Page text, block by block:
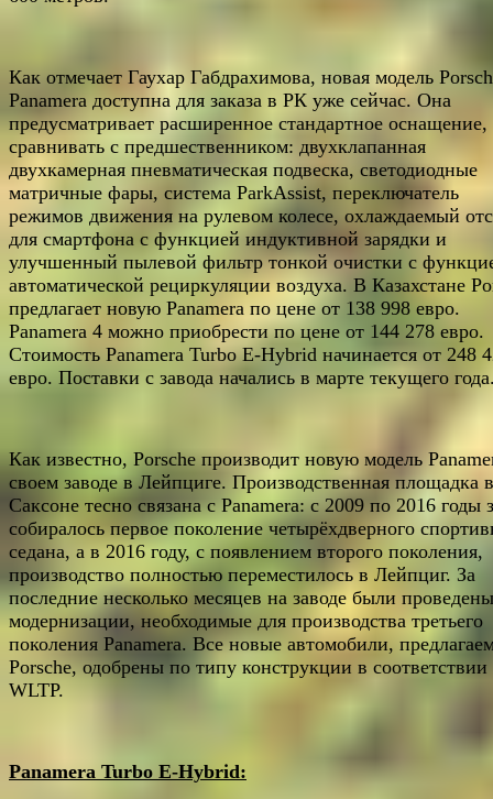
Как отмечает Гаухар Габдрахимова, новая модель
Panamera доступна для заказа в РК уже сейчас. Она
предусматривает расширенное стандартное оснащение,
сравнивать с предшественником: двухклапанная
двухкамерная пневматическая подвеска, светодиодные
матричные фары, система ParkAssist, переключатель
режимов движения на рулевом колесе, охлаждаемый
для смартфона с функцией индуктивной зарядки и
улучшенный пылевой фильтр тонкой очистки с
автоматической рециркуляции воздуха. В Казахстане
предлагает новую Panamera по цене от 138 998 евро.
Panamera 4 можно приобрести по цене от 144 278 евро.
Стоимость Panamera Turbo E-Hybrid начинается от 248
евро. Поставки с завода начались в марте текущего
Как известно, Porsche производит новую модель
своем заводе в Лейпциге. Производственная площадка в
Саксоне тесно связана с Panamera: с 2009 по 2016 годы
собиралось первое поколение четырёхдверного
седана, а в 2016 году, с появлением второго поколения,
производство полностью переместилось в Лейпциг. За
последние несколько месяцев на заводе были проведены
модернизации, необходимые для производства третьего
поколения Panamera. Все новые автомобили,
Porsche, одобрены по типу конструкции в соответствии
WLTP.
Panamera Turbo E-Hybrid: